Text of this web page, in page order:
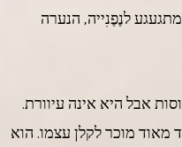
לנֶפֶנִייה, הנערה
אבל היא אינה עיוורת.
מוכר לקלן עצמו. הוא